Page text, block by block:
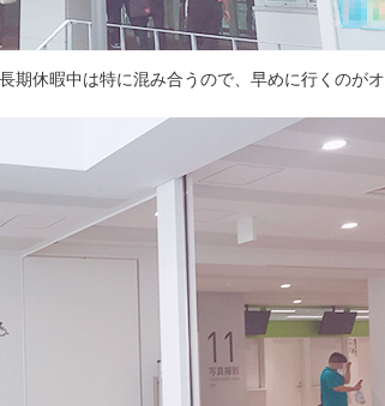
期休暇中は特に混み合うので、早めに行くのがオ